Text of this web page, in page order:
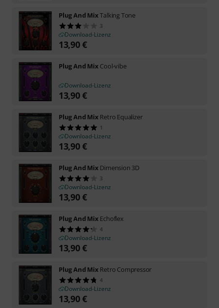
Plug And MixTalking Tone
3
Download-Lizenz
13,90€
Plug And Mix Cool-vibe
Download-Lizenz
13,90€
Plug And Mix Retro Equalizer
1
Download-Lizenz
13,90€
Plug And Mix Dimension 3D
3
Download-Lizenz
13,90€
Plug And Mix Echoflex
4
Download-Lizenz
13,90€
Plug And Mix Retro Compressor
4
Download-Lizenz
13,90€